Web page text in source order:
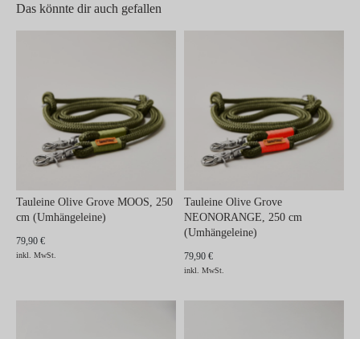
Das könnte dir auch gefallen
Tauleine Olive Grove MOOS, 250
cm (Umhängeleine)
79,90 €
inkl. MwSt.
Tauleine Olive Grove
NEONORANGE, 250 cm
(Umhängeleine)
79,90 €
inkl. MwSt.